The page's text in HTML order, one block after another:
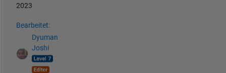
2023
Bearbeitet:
Dyuman
Joshi